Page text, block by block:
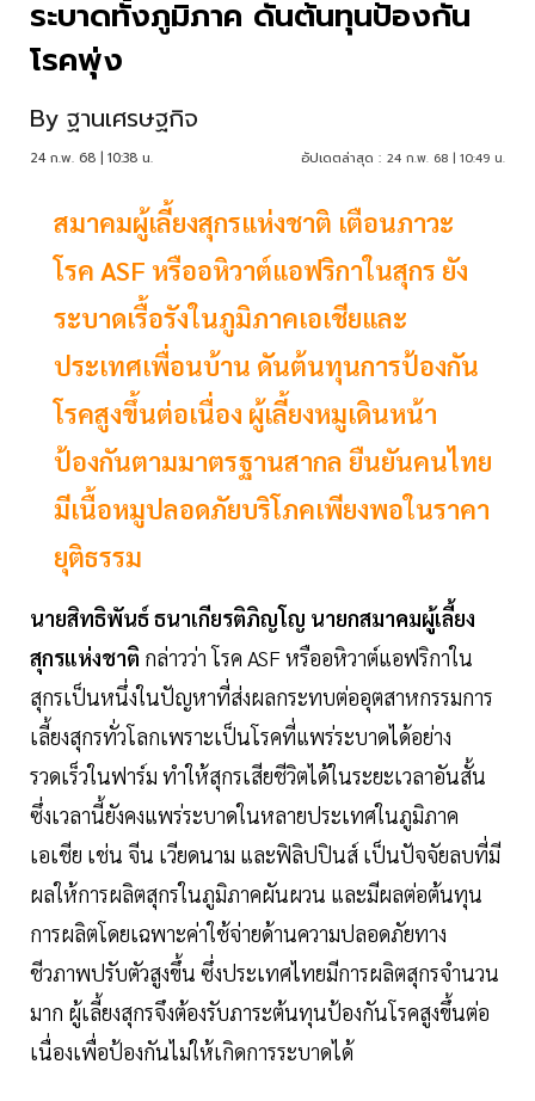
ระบาดทั้งภูมิภาค ดันต้นทุนป้องกัน
โรคพุ่ง
By ฐานเศรษฐกิจ
24 ก.พ. 68 | 10:38 น. อัปเดตล่าสุด : 24 ก.พ. 68 | 10:49 น.
สมาคมผู้เลี้ยงสุกรแห่งชาติ เตือนภาวะ
โรค ASF หรืออหิวาต์แอฟริกาในสุกร ยัง
ระบาดเรื้อรังในภูมิภาคเอเชียและ
ประเทศเพื่อนบ้าน ดันต้นทุนการป้องกัน
โรคสูงขึ้นต่อเนื่อง ผู้เลี้ยงหมูเดินหน้า
ป้องกันตามมาตรฐานสากล ยืนยันคนไทย
มีเนื้อหมูปลอดภัยบริโภคเพียงพอในราคา
ยุติธรรม
นายสิทธิพันธ์ ธนาเกียรติภิญโญ นายกสมาคมผู้เลี้ยง
สุกรแห่งชาติ กล่าวว่า โรค ASF หรืออหิวาต์​แอฟริกา​ใน​
สุกรเป็นหนึ่งในปัญหาที่ส่งผลกระทบต่ออุตสาหกรรมการ
เลี้ยงสุกรทั่วโลกเพราะเป็นโรคที่แพร่ระบาดได้อย่าง
รวดเร็วในฟาร์ม ทำให้สุกรเสียชีวิตได้ในระยะเวลาอันสั้น
ซึ่งเวลานี้ยังคงแพร่ระบาดในหลายประเทศในภูมิภาค
เอเชีย เช่น จีน เวียดนาม และฟิลิปปินส์ เป็นปัจจัยลบที่มี
ผลให้การผลิตสุกรในภูมิภาคผันผวน และมีผลต่อต้นทุน
การผลิตโดยเฉพาะค่าใช้จ่ายด้านความปลอดภัยทาง
ชีวภาพปรับตัวสูงขึ้น ซึ่งประเทศไทยมีการผลิตสุกรจำนวน
มาก ผู้เลี้ยงสุกรจึงต้องรับภาระต้นทุนป้องกันโรคสูงขึ้นต่อ
เนื่องเพื่อป้องกันไม่ให้เกิดการระบาดได้